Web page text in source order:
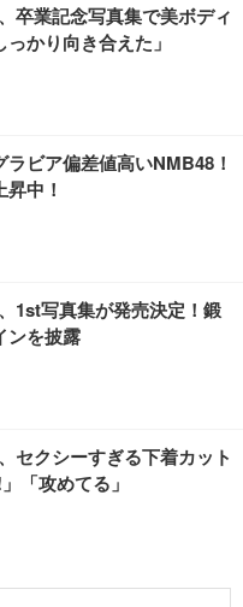
卒業記念写真集で美ボディ
かり向き合えた」
ラビア偏差値高いNMB48！
中！
1st写真集が発売決定！鍛
ンを披露
セクシーすぎる下着カット
「攻めてる」